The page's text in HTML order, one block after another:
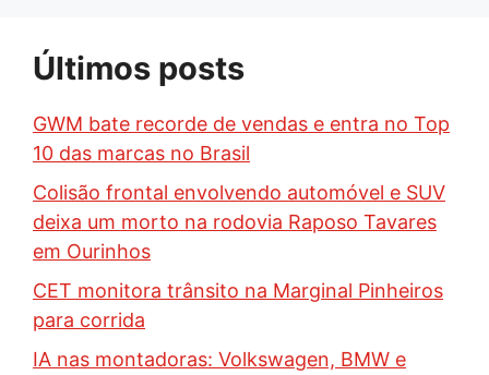
Últimos posts
GWM bate recorde de vendas e entra no Top
10 das marcas no Brasil
Colisão frontal envolvendo automóvel e SUV
deixa um morto na rodovia Raposo Tavares
em Ourinhos
CET monitora trânsito na Marginal Pinheiros
para corrida
IA nas montadoras: Volkswagen, BMW e